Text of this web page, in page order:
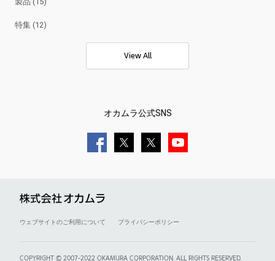
特集 (12)
View All
オカムラ公式SNS
ウェブサイトのご利用について プライバシーポリシー
COPYRIGHT © 2007-2022 OKAMURA CORPORATION. ALL RIGHTS RESERVED.